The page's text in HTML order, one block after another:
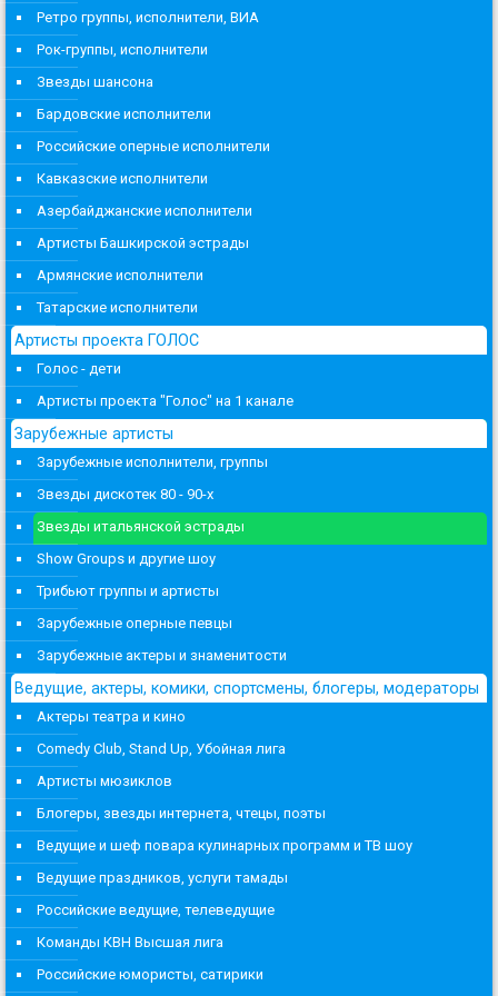
Ретро группы, исполнители, ВИА
Рок-группы, исполнители
Звезды шансона
Бардовские исполнители
Российские оперные исполнители
Кавказские исполнители
Азербайджанские исполнители
Артисты Башкирской эстрады
Армянские исполнители
Татарские исполнители
Артисты проекта ГОЛОС
Голос - дети
Артисты проекта "Голос" на 1 канале
Зарубежные артисты
Зарубежные исполнители, группы
Звезды дискотек 80 - 90-х
Звезды итальянской эстрады
Show Groups и другие шоу
Трибьют группы и артисты
Зарубежные оперные певцы
Зарубежные актеры и знаменитости
Ведущие, актеры, комики, спортсмены, блогеры, модераторы
Актеры театра и кино
Comedy Club, Stand Up, Убойная лига
Артисты мюзиклов
Блогеры, звезды интернета, чтецы, поэты
Ведущие и шеф повара кулинарных программ и ТВ шоу
Ведущие праздников, услуги тамады
Российские ведущие, телеведущие
Команды КВН Высшая лига
Российские юмористы, сатирики